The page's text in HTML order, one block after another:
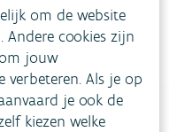
om de website
cookies zijn
jouw
verbeteren. Als je op
je ook de
kiezen welke